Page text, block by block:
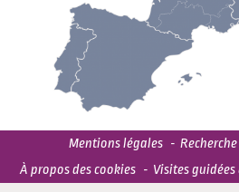
Mentions légales Recherche
À propos des cookies
Visites